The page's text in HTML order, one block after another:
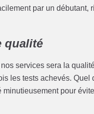
par un débutant,
qualité
services sera la
les tests achevés. Quel
pour